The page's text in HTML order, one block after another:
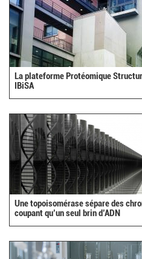
La plateforme Protéomique
IBiSA
Une topoisomérase sépare des
coupant qu’un seul brin d’ADN